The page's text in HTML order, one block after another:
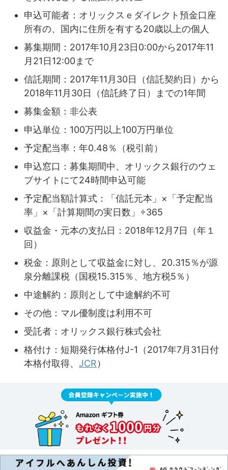
申込可能者：オリックスｅダイレクト預金口座
所有の、国内に住所を有する20歳以上の個人
募集期間：2017年10月23日0:00から2017年11
月21日12:00まで
信託期間：2017年11月30日（信託契約日）から
2018年11月30日（信託終了日）までの1年間
募集金額：非公表
申込単位：100万円以上100万円単位
予定配当率：年0.48％（税引前）
申込窓口：募集期間中、オリックス銀行のウェ
ブサイトにて24時間申込可能
予定配当額計算式：「信託元本」×「予定配当
率」×「計算期間の実日数」÷365
収益金・元本の支払日：2018年12月7日（年１
回）
税金：原則として収益金に対し、20.315％が源
泉分離課税（国税15.315％、地方税5％）
中途解約：原則として中途解約不可
その他：マル優制度は利用不可
受託者：オリックス銀行株式会社
格付け：短期発行体格付J-1（2017年7月31日付
本格付取得、 JCR）